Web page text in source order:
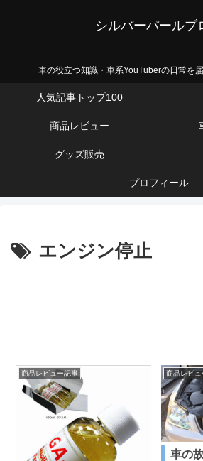
シルバーパールブ
車の役立つ知識・車系YouTuberの日常を
人気記事トップ100
商品レビュー
グッズ販売
プロフィール
エンジン停止
商品レビュー記事 商品レビュ
車の